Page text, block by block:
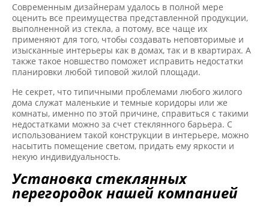
Современным дизайнерам удалось в полной мере
оценить все преимущества представленной продукции,
выполненной из стекла, а потому, все чаще их
применяют для того, чтобы создавать неповторимые и
изысканные интерьеры как в домах, так и в квартирах. А
также такое новшество поможет исправить недостатки
планировки любой типовой жилой площади.
Не секрет, что типичными проблемами любого жилого
дома служат маленькие и темные коридоры или же
комнаты, именно по этой причине, справиться с такими
недостатками можно за счет стеклянного барьера. С
использованием такой конструкции в интерьере, можно
насытить помещение светом, придать ему яркости и
некую индивидуальность.
Установка стеклянных
перегородок нашей компанией